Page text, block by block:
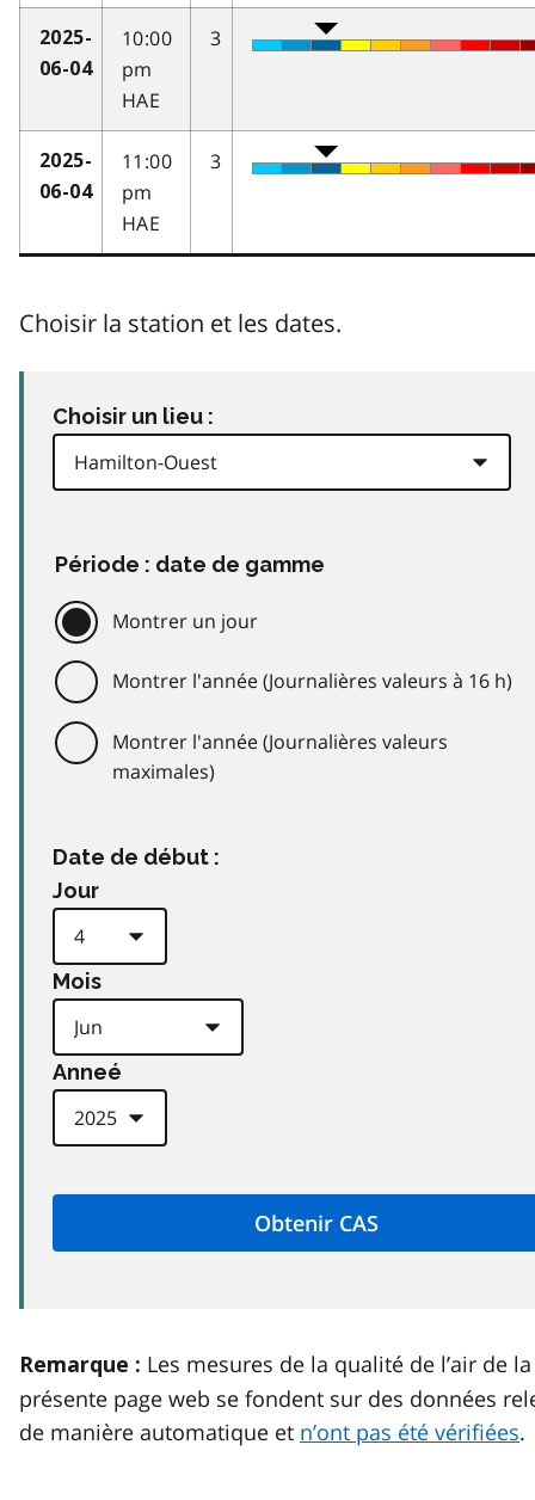
2025-
06-04
10:00
pm
HAE
3
2025-
06-04
11:00
pm
HAE
3
Choisir la station et les dates.
Choisir un lieu :
Période : date de gamme
Montrer un jour
Montrer l'année (Journalières valeurs à 16 h)
Montrer l'année (Journalières valeurs
maximales)
Date de début :
Jour
Mois
Anneé
Remarque : Les mesures de la qualité de l’air de la
présente page web se fondent sur des données
de manière automatique et n’ont pas été vérifiées.